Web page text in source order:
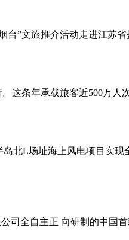
台”文旅推介活动走进江
这条年承载旅客近500万
北L场址海上风电项目实
司全自主正 向研制的中国